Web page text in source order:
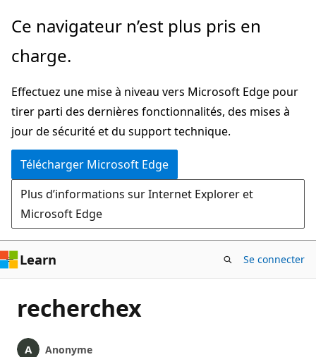
Passer
directement
au
principal
Ce navigateur n’est plus pris en
charge.
Effectuez une mise à niveau vers Microsoft Edge pour
tirer parti des dernières fonctionnalités, des mises à
jour de sécurité et du support technique.
Télécharger Microsoft Edge
Plus d’informations sur Internet Explorer et
Microsoft Edge
Learn Se connecter
recherchex
Anonyme